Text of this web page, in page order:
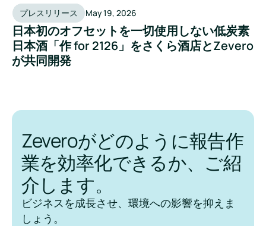
プレスリリース May 19, 2026
日本初のオフセットを一切使用しない低炭素
日本酒「作 for 2126」をさくら酒店とZevero
が共同開発
Zeveroがどのように報告作
業を効率化できるか、ご紹
介します。
ビジネスを成長させ、環境への影響を抑えま
しょう。